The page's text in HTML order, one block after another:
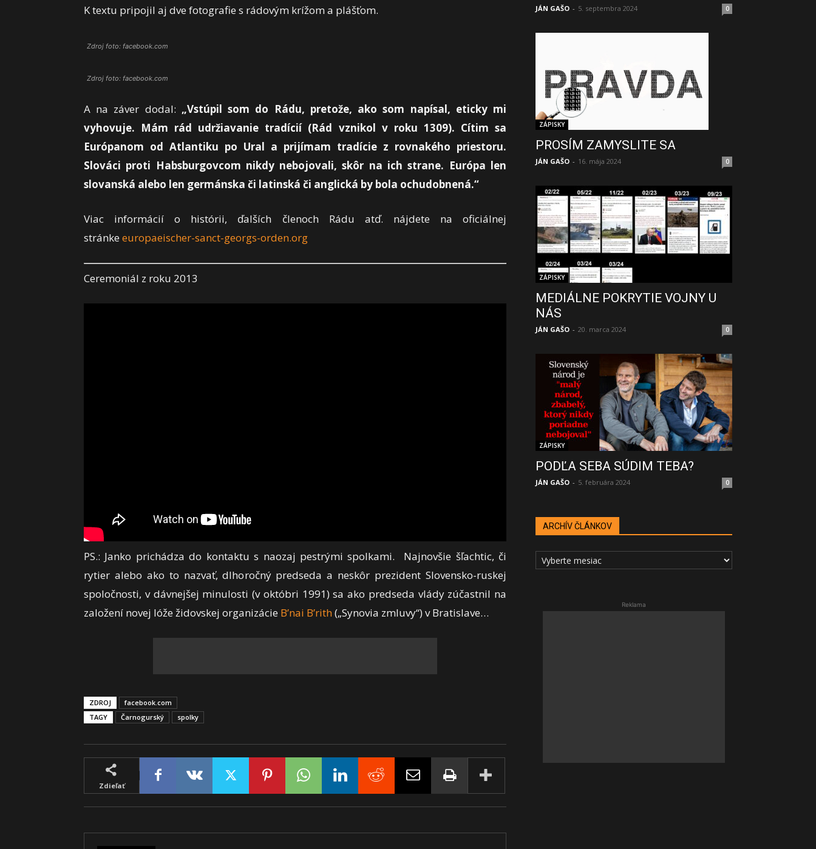
K textu pripojil aj dve fotografie s rádovým krížom a plášťom.
Zdroj foto: facebook.com
Zdroj foto: facebook.com
A na záver dodal: „Vstúpil som do Rádu, pretože, ako som napísal, eticky mi
vyhovuje. Mám rád udržiavanie tradícií (Rád vznikol v roku 1309). Cítim sa
Európanom od Atlantiku po Ural a prijímam tradície z rovnakého priestoru.
Slováci proti Habsburgovcom nikdy nebojovali, skôr na ich strane. Európa len
slovanská alebo len germánska či latinská či anglická by bola ochudobnená.“
Viac informácií o histórii, ďalších členoch Rádu atď. nájdete na oficiálnej
stránke europaeischer-sanct-georgs-orden.org
Ceremoniál z roku 2013
PS.: Janko prichádza do kontaktu s naozaj pestrými spolkami. Najnovšie šľachtic, či
rytier alebo ako to nazvať, dlhoročný predseda a neskôr prezident Slovensko-ruskej
spoločnosti, v dávnejšej minulosti (v októbri 1991) sa ako predseda vlády zúčastnil na
založení novej lóže židovskej organizácie B’nai B’rith(„Synovia zmluvy“) v Bratislave…
ZDROJ
facebook.com
TAGY
Čarnogurský spolky
Zdieľať
JÁN GAŠO - 5. septembra 2024 0
ZÁPISKY
PROSÍM ZAMYSLITE SA
JÁN GAŠO - 16. mája 2024 0
ZÁPISKY
MEDIÁLNE POKRYTIE VOJNY U
NÁS
JÁN GAŠO - 20. marca 2024 0
ZÁPISKY
PODĽA SEBA SÚDIM TEBA?
JÁN GAŠO - 5. februára 2024 0
ARCHÍV ČLÁNKOV
ARCHÍV
ČLÁNKOV
Reklama